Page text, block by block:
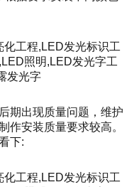
期出现质量问题，维护
作安装质量要求较高。
下: